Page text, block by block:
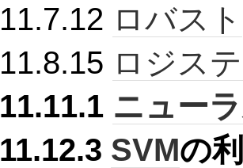
11.7.12 ロバスト
11.8.15 ロジス
11.11.1 ニュー
11.12.3 SVMの